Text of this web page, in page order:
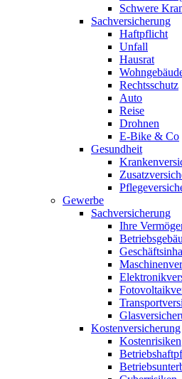
Schwere
Sachversicherung
Haftpflicht
Unfall
Hausrat
Rechtsschutz
Auto
Reise
Drohnen
E-Bike & Co
Gesundheit
Gewerbe
Sachversicherung
Ihre
Kostenversicherung
Kostenrisiken